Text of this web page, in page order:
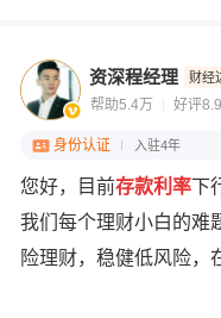
资深程经理 财经
帮助5.4万 好评
身份认证 入驻4年
您好，目前存款利率下
我们每个理财小白的难
险理财，稳健低风险，